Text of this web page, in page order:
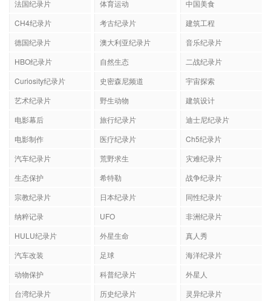
法国纪录片 体育运动
中国美食
CH4纪录片
考古纪录片
建筑工程
德国纪录片
澳大利亚纪录片
音乐纪录片
HBO纪录片
自然生态
二战纪录片
Curiosity纪录片
史密森尼频道
宇宙探索
艺术纪录片
野生动物
建筑设计
电影幕后
旅行纪录片
迪士尼纪录片
电影制作
医疗纪录片
Ch5纪录片
汽车纪录片
荒野求生
灾难纪录片
生态保护
希特勒
战争纪录片
宗教纪录片
日本纪录片
同性纪录片
纳粹记录
UFO
非洲纪录片
HULU纪录片
外星生命
真人秀
汽车改装
足球
海洋纪录片
动物保护
科普纪录片
外星人
台湾纪录片
历史纪录片
灵异纪录片